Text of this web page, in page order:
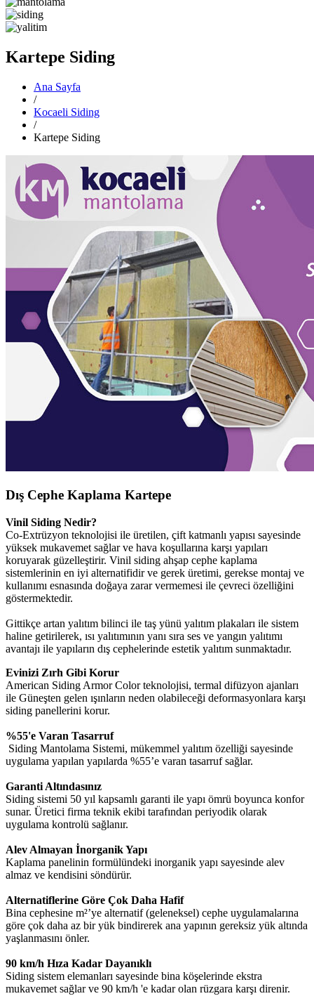
Kartepe Siding
Ana Sayfa
/
Kocaeli Siding
/
Kartepe Siding
Dış Cephe Kaplama Kartepe
Vinil Siding Nedir?
Co-Extrüzyon teknolojisi ile üretilen, çift katmanlı yapısı sayesinde
yüksek mukavemet sağlar ve hava koşullarına karşı yapıları
koruyarak güzelleştirir. Vinil siding ahşap cephe kaplama
sistemlerinin en iyi alternatifidir ve gerek üretimi, gerekse montaj ve
kullanımı esnasında doğaya zarar vermemesi ile çevreci özelliğini
göstermektedir.
Gittikçe artan yalıtım bilinci ile taş yünü yalıtım plakaları ile sistem
haline getirilerek, ısı yalıtımının yanı sıra ses ve yangın yalıtımı
avantajı ile yapıların dış cephelerinde estetik yalıtım sunmaktadır.
Evinizi Zırh Gibi Korur
American Siding Armor Color teknolojisi, termal difüzyon ajanları
ile Güneşten gelen ışınların neden olabileceği deformasyonlara karşı
siding panellerini korur.
%55'e Varan Tasarruf
Siding Mantolama Sistemi, mükemmel yalıtım özelliği sayesinde
uygulama yapılan yapılarda %55’e varan tasarruf sağlar.
Garanti Altındasınız
Siding sistemi 50 yıl kapsamlı garanti ile yapı ömrü boyunca konfor
sunar. Üretici firma teknik ekibi tarafından periyodik olarak
uygulama kontrolü sağlanır.
Alev Almayan İnorganik Yapı
Kaplama panelinin formülündeki inorganik yapı sayesinde alev
almaz ve kendisini söndürür.
Alternatiflerine Göre Çok Daha Hafif
Bina cephesine m²’ye alternatif (geleneksel) cephe uygulamalarına
göre çok daha az bir yük bindirerek ana yapının gereksiz yük altında
yaşlanmasını önler.
90 km/h Hıza Kadar Dayanıklı
Siding sistem elemanları sayesinde bina köşelerinde ekstra
mukavemet sağlar ve 90 km/h 'e kadar olan rüzgara karşı direnir.